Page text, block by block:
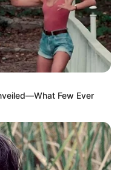
nettement mieux
Son numéro est
ou pas, il reste
dans un jour faste.
Few Ever